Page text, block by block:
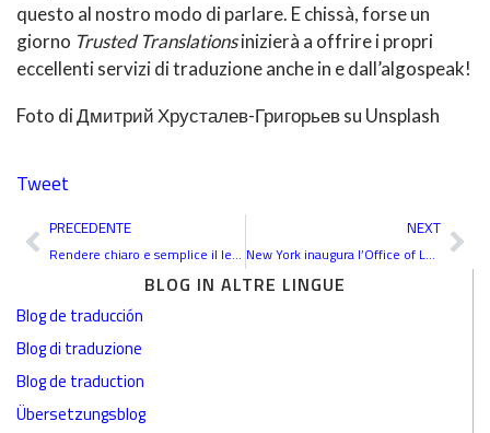
BLOG IN ALTRE LINGUE
Blog de traducción
Blog di traduzione
Blog de traduction
Übersetzungsblog
questo al nostro modo di parlare. E chissà, forse un
giorno Trusted Translationsinizierà a offrire i propri
eccellenti servizi di traduzione anche in e dall’algospeak!
Foto di Дмитрий Хрусталев-Григорьев su Unsplash
Tweet
Precedente
PRECEDENTE
Rendere chiaro e semplice il legalese
NEXT
New York inaugura l’Office of Language Access